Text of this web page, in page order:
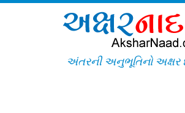
અંતરની અનુભૂતિનો અક્ષર